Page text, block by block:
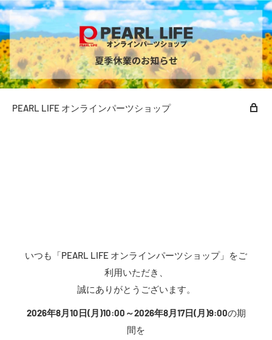
PEARL LIFE オンラインパーツショップ
いつも「PEARL LIFE オンラインパーツショップ」をご
利用いただき、
誠にありがとうございます。
2026年8月10日(月)10:00～2026年8月17日(月)9:00の期
間を